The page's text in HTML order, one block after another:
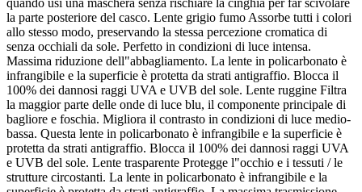
la parte posteriore del casco. Lente grigio fumo Assorbe tutti i colori
allo stesso modo, preservando la stessa percezione cromatica di
senza occhiali da sole. Perfetto in condizioni di luce intensa.
Massima riduzione dell"abbagliamento. La lente in policarbonato è
infrangibile e la superficie è protetta da strati antigraffio. Blocca il
100% dei dannosi raggi UVA e UVB del sole. Lente ruggine Filtra
la maggior parte delle onde di luce blu, il componente principale di
bagliore e foschia. Migliora il contrasto in condizioni di luce medio-
bassa. Questa lente in policarbonato è infrangibile e la superficie è
protetta da strati antigraffio. Blocca il 100% dei dannosi raggi UVA
e UVB del sole. Lente trasparente Protegge l"occhio e i tessuti / le
strutture circostanti. La lente in policarbonato è infrangibile e la